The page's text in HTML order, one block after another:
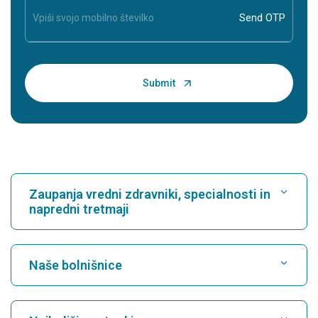
Zaupanja vredni zdravniki, specialnosti in
napredni tretmaji
Poišči bolnišnico
Poiščite kardiologa
Naše bolnišnice